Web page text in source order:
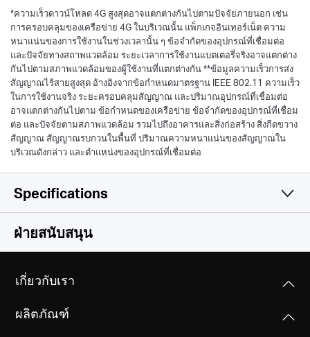
*ความเร็วดาวน์โหลด 4G สูงสุดอาจแตกต่างกันไปตามปัจจัยภายนอก เช่น
การครอบคลุมของเครือข่าย 4G ในบริเวณนั้น แพ็กเกจอินเทอร์เน็ต ความ
หนาแน่นของการใช้งานในช่วงเวลานั้น ๆ ข้อจำกัดของอุปกรณ์ที่เชื่อมต่อ
และปัจจัยทางสถาพแวดล้อม ระยะเวลาการใช้งานแบตเตอรี่จริงอาจแตกต่าง
กันไปตามสภาพแวดล้อมของผู้ใช้งานที่แตกต่างกัน **ข้อมูลความเร็วการส่ง
สัญญาณไร้สายสูงสุด อ้างอิงจากข้อกำหนดมาตรฐาน IEEE 802.11 ความเร็ว
ในการใช้งานจริง ระยะครอบคลุมสัญญาณ และปริมาณอุปกรณ์ที่เชื่อมต่อ
อาจแตกต่างกันไปตาม ข้อกำหนดของเครือข่าย ข้อจำกัดของอุปกรณ์ที่เชื่อม
ต่อ และปัจจัยตามสภาพแวดล้อม รวมไปถึงอาคารและสิ่งก่อสร้าง สิ่งกีดขวาง
สัญญาณ สัญญาณรบกวนในพื้นที่ ปริมาณความหนาแน่นของสัญญาณใน
บริเวณดังกล่าว และตำแหน่งของอุปกรณ์ที่เชื่อมต่อ
Specifications
Wireless
IEEE 802.11a/b/g/n 2.4 GHz
Frequency
Server, Client, DHCP Client List
ฝ่ายสนับสนุน
เกี่ยวกับเรา
ผลิตภัณฑ์